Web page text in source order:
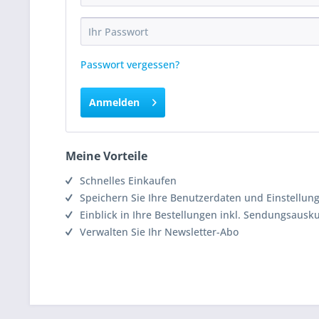
Passwort vergessen?
Anmelden
Meine Vorteile
Schnelles Einkaufen
Speichern Sie Ihre Benutzerdaten und
Einblick in Ihre Bestellungen inkl.
Verwalten Sie Ihr Newsletter-Abo